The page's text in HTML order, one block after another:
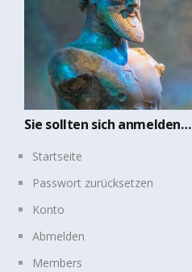
Sie sollten sich anmelden…
Startseite
Passwort zurücksetzen
Konto
Abmelden
Members